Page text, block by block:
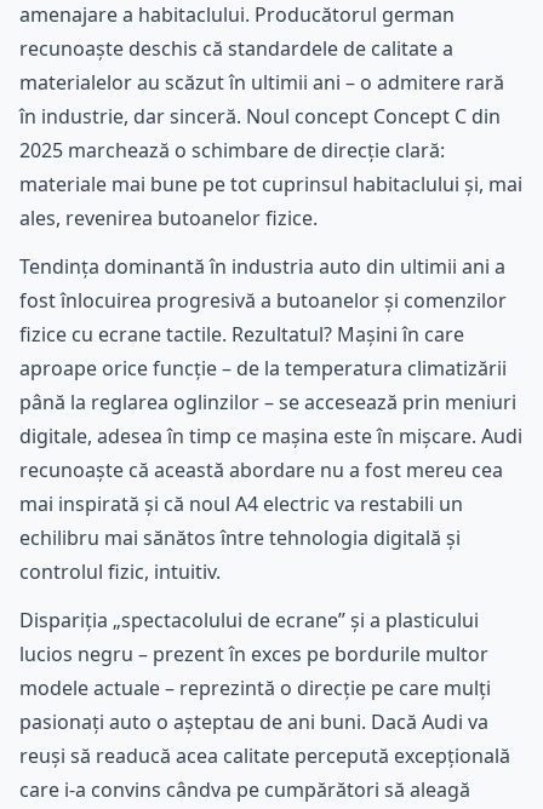
amenajare a habitaclului. Producătorul german
recunoaște deschis că standardele de calitate a
materialelor au scăzut în ultimii ani – o admitere rară
în industrie, dar sinceră. Noul concept Concept C din
2025 marchează o schimbare de direcție clară:
materiale mai bune pe tot cuprinsul habitaclului și, mai
ales, revenirea butoanelor fizice.
Tendința dominantă în industria auto din ultimii ani a
fost înlocuirea progresivă a butoanelor și comenzilor
fizice cu ecrane tactile. Rezultatul? Mașini în care
aproape orice funcție – de la temperatura climatizării
până la reglarea oglinzilor – se accesează prin meniuri
digitale, adesea în timp ce mașina este în mișcare. Audi
recunoaște că această abordare nu a fost mereu cea
mai inspirată și că noul A4 electric va restabili un
echilibru mai sănătos între tehnologia digitală și
controlul fizic, intuitiv.
Dispariția „spectacolului de ecrane” și a plasticului
lucios negru – prezent în exces pe bordurile multor
modele actuale – reprezintă o direcție pe care mulți
pasionați auto o așteptau de ani buni. Dacă Audi va
reuși să readucă acea calitate percepută excepțională
care i-a convins cândva pe cumpărători să aleagă